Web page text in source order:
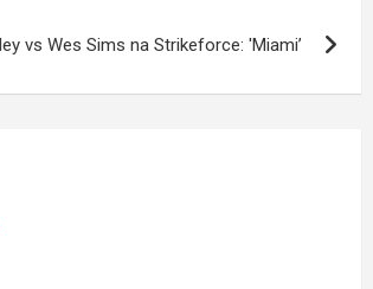
vs Wes Sims na Strikeforce: 'Miami’